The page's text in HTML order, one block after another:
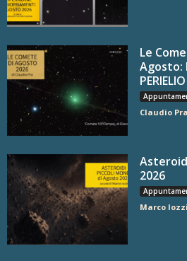
Le
Agosto:
PERIELIO
Claudio Pra
2026
Marco Iozzi